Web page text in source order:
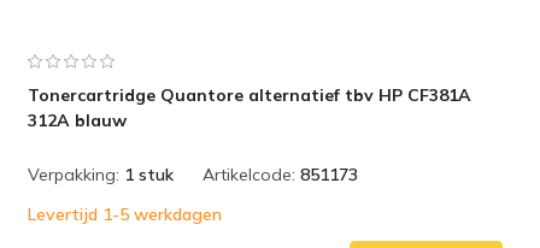
Tonercartridge Quantore alternatief tbv HP CF381A
312A blauw
Verpakking: 1 stuk Artikelcode: 851173
Levertijd 1-5 werkdagen